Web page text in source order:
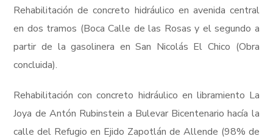
Rehabilitación de concreto hidráulico en avenida central
en dos tramos (Boca Calle de las Rosas y el segundo a
partir de la gasolinera en San Nicolás El Chico (Obra
concluida).
Rehabilitación con concreto hidráulico en libramiento La
Joya de Antón Rubinstein a Bulevar Bicentenario hacía la
calle del Refugio en Ejido Zapotlán de Allende (98% de